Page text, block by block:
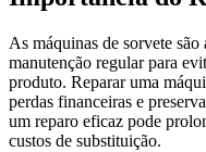
As máquinas de sorvete
manutenção regular para
produto. Reparar uma
perdas financeiras e
um reparo eficaz pode
custos de substituição.